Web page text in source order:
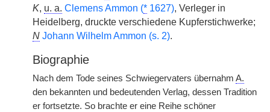
K, u. a. Clemens Ammon (* 1627), Verleger in
Heidelberg, druckte verschiedene Kupferstichwerke;
N Johann Wilhelm Ammon (s. 2).
Biographie
Nach dem Tode seines Schwiegervaters übernahm A.
den bekannten und bedeutenden Verlag, dessen Tradition
er fortsetzte. So brachte er eine Reihe schöner